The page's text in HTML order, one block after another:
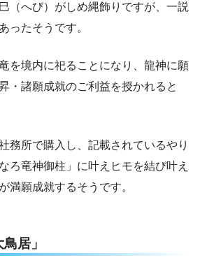
（へび）がしめ縄飾りですが、一説
ったそうです。
を境内に祀ることになり、龍神に願
・諸願成就のご利益を授かれると
務所で購入し、記載されているやり
ろ竜神御柱」に叶えヒモを結び叶え
満願成就するそうです。
居」